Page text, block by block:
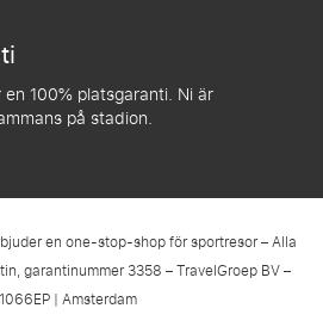
100% platsgaranti. Ni är
på stadion.
en one-stop-shop för sportresor – Alla
garantinummer 3358 – TravelGroep BV –
| Amsterdam